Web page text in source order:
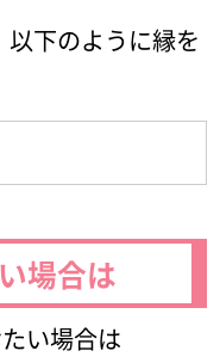
以下のように縁を
場合は
い場合は